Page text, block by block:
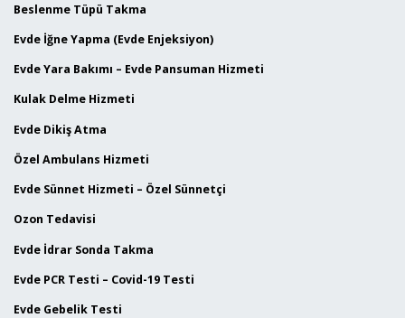
Beslenme Tüpü Takma
Evde İğne Yapma (Evde Enjeksiyon)
Evde Yara Bakımı – Evde Pansuman Hizmeti
Kulak Delme Hizmeti
Evde Dikiş Atma
Özel Ambulans Hizmeti
Evde Sünnet Hizmeti – Özel Sünnetçi
Ozon Tedavisi
Evde İdrar Sonda Takma
Evde PCR Testi – Covid-19 Testi
Evde Gebelik Testi